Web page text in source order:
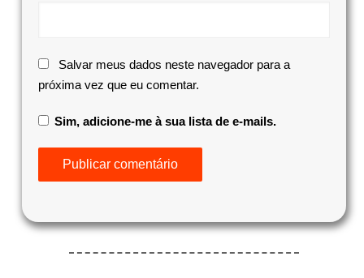
Salvar meus dados neste navegador para a
próxima vez que eu comentar.
Sim, adicione-me à sua lista de e-mails.